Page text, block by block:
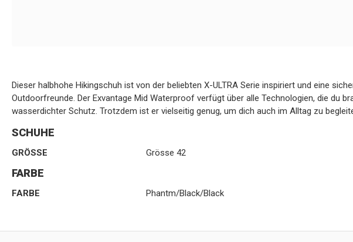
Dieser halbhohe Hikingschuh ist von der beliebten X-ULTRA Serie inspiriert und eine
Outdoorfreunde. Der Exvantage Mid Waterproof verfügt über alle Technologien, die du
wasserdichter Schutz. Trotzdem ist er vielseitig genug, um dich auch im Alltag zu
SCHUHE
GRÖSSE Grösse 42
FARBE
FARBE Phantm/Black/Black